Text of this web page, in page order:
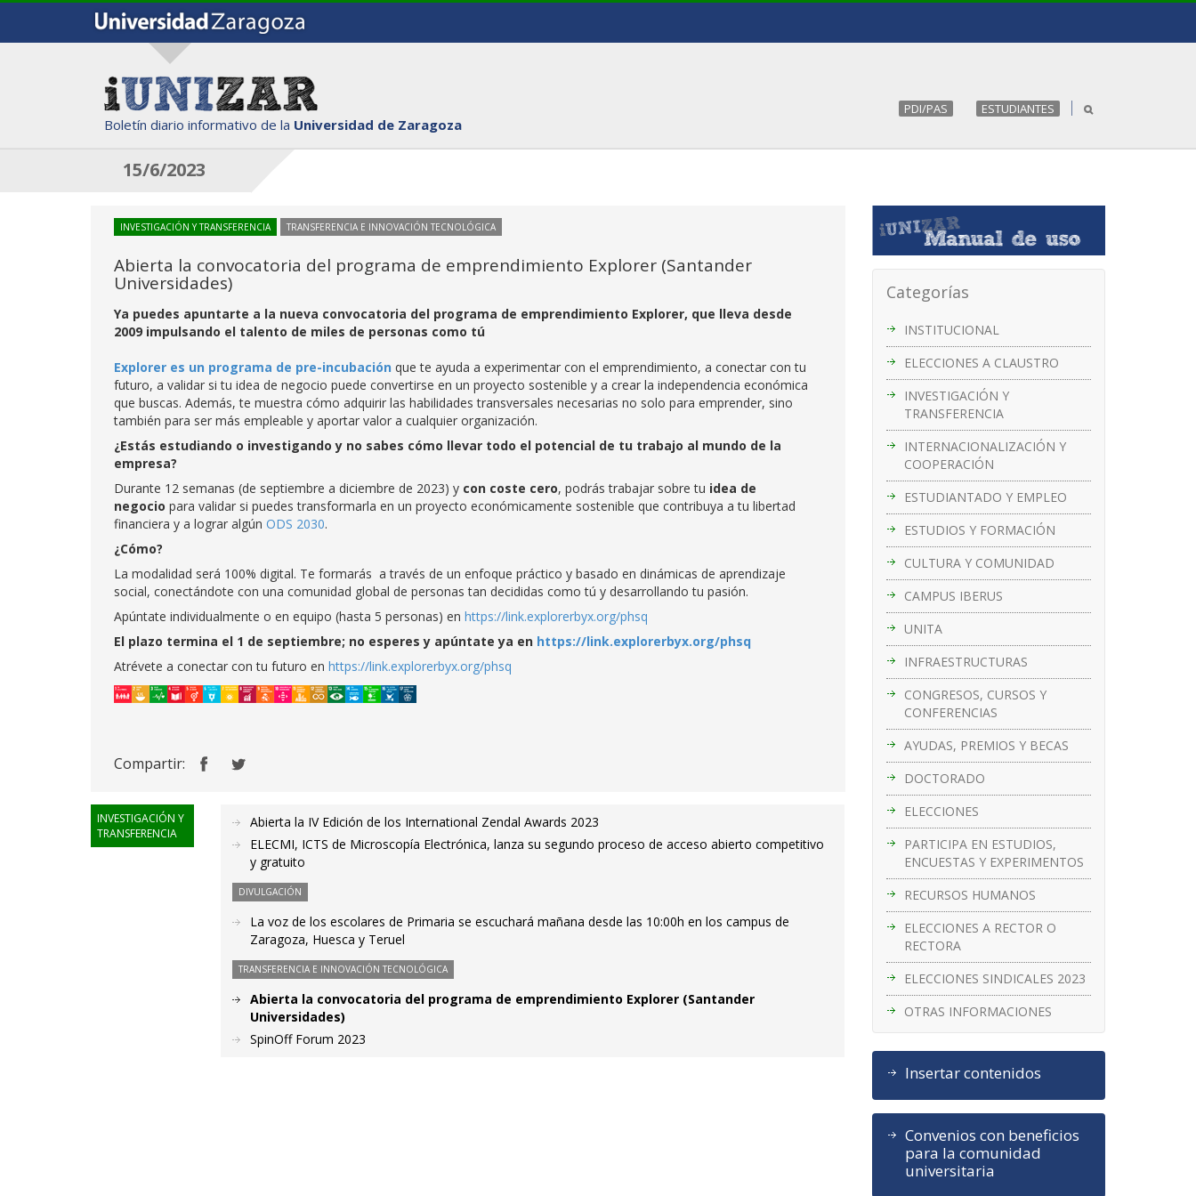
Boletín diario informativo de la Universidad de Zaragoza
PDI/PAS ESTUDIANTES
15/6/2023
Categorías
INSTITUCIONAL
ELECCIONES A CLAUSTRO
INVESTIGACIÓN Y
TRANSFERENCIA
INTERNACIONALIZACIÓN Y
COOPERACIÓN
ESTUDIANTADO Y EMPLEO
ESTUDIOS Y FORMACIÓN
CULTURA Y COMUNIDAD
CAMPUS IBERUS
UNITA
INFRAESTRUCTURAS
CONGRESOS, CURSOS Y
CONFERENCIAS
AYUDAS, PREMIOS Y BECAS
DOCTORADO
ELECCIONES
PARTICIPA EN ESTUDIOS,
ENCUESTAS Y EXPERIMENTOS
RECURSOS HUMANOS
ELECCIONES A RECTOR O
RECTORA
ELECCIONES SINDICALES 2023
OTRAS INFORMACIONES
Insertar contenidos
Convenios con beneficios
para la comunidad
universitaria
INVESTIGACIÓN Y TRANSFERENCIA TRANSFERENCIA E INNOVACIÓN TECNOLÓGICA
Abierta la convocatoria del programa de emprendimiento Explorer (Santander
Universidades)
Ya puedes apuntarte a la nueva convocatoria del programa de emprendimiento Explorer, que lleva desde
2009 impulsando el talento de miles de personas como tú
Explorer es un programa de pre-incubación que te ayuda a experimentar con el emprendimiento, a conectar con tu
futuro, a validar si tu idea de negocio puede convertirse en un proyecto sostenible y a crear la independencia económica
que buscas. Además, te muestra cómo adquirir las habilidades transversales necesarias no solo para emprender, sino
también para ser más empleable y aportar valor a cualquier organización.
¿Estás estudiando o investigando y no sabes cómo llevar todo el potencial de tu trabajo al mundo de la
empresa?
Durante 12 semanas (de septiembre a diciembre de 2023) y con coste cero, podrás trabajar sobre tu idea de
negocio para validar si puedes transformarla en un proyecto económicamente sostenible que contribuya a tu libertad
financiera y a lograr algún ODS 2030.
¿Cómo?
La modalidad será 100% digital. Te formarás a través de un enfoque práctico y basado en dinámicas de aprendizaje
social, conectándote con una comunidad global de personas tan decididas como tú y desarrollando tu pasión.
Apúntate individualmente o en equipo (hasta 5 personas) en https://link.explorerbyx.org/phsq
El plazo termina el 1 de septiembre; no esperes y apúntate ya en https://link.explorerbyx.org/phsq
Atrévete a conectar con tu futuro en https://link.explorerbyx.org/phsq
Compartir:
INVESTIGACIÓN Y
TRANSFERENCIA
Abierta la IV Edición de los International Zendal Awards 2023
ELECMI, ICTS de Microscopía Electrónica, lanza su segundo proceso de acceso abierto competitivo
y gratuito
DIVULGACIÓN
La voz de los escolares de Primaria se escuchará mañana desde las 10:00h en los campus de
Zaragoza, Huesca y Teruel
TRANSFERENCIA E INNOVACIÓN TECNOLÓGICA
Abierta la convocatoria del programa de emprendimiento Explorer (Santander
Universidades)
SpinOff Forum 2023